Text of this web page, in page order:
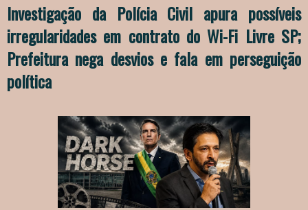
Investigação da Polícia Civil apura possíveis
irregularidades em contrato do Wi-Fi Livre SP;
Prefeitura nega desvios e fala em perseguição
política